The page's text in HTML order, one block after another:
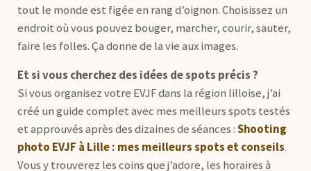
tout le monde est figée en rang d’oignon. Choisissez un
endroit où vous pouvez bouger, marcher, courir, sauter,
faire les folles. Ça donne de la vie aux images.
Et si vous cherchez des idées de spots précis ?
Si vous organisez votre EVJF dans la région lilloise, j’ai
créé un guide complet avec mes meilleurs spots testés
et approuvés après des dizaines de séances :Shooting
photo EVJF à Lille : mes meilleurs spots et conseils.
Vous y trouverez les coins que j’adore, les horaires à